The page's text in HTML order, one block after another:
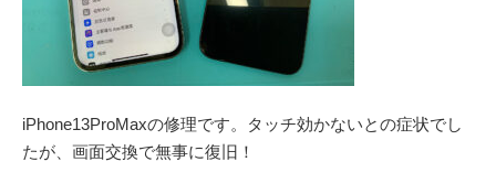
iPhone13ProMaxの修理です。タッチ効かないとの症状でし
たが、画面交換で無事に復旧！